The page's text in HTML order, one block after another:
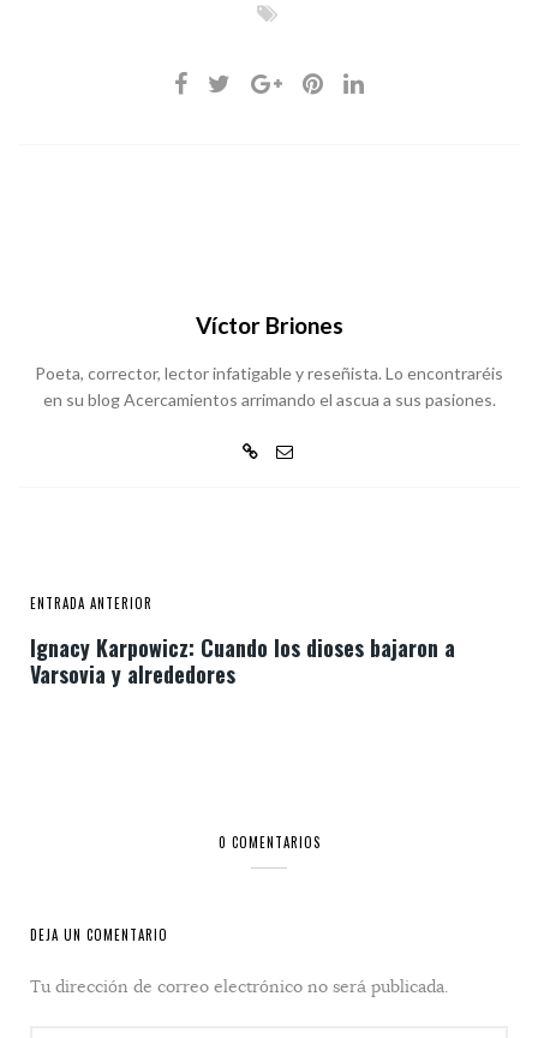
Víctor Briones
Poeta, corrector, lector infatigable y reseñista. Lo encontraréis
en su blog Acercamientos arrimando el ascua a sus pasiones.
ENTRADA ANTERIOR
Ignacy Karpowicz: Cuando los dioses bajaron a
Varsovia y alrededores
0 COMENTARIOS
DEJA UN COMENTARIO
Tu dirección de correo electrónico no será publicada.